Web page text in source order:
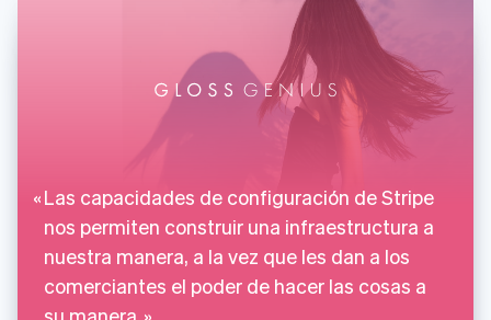
Las capacidades de configuración de Stripe
nos permiten construir una infraestructura a
nuestra manera, a la vez que les dan a los
comerciantes el poder de hacer las cosas a
su manera.
Emiratos Árabes Unidos
EnglishItaliano
España
Estados Unidos
EnglishEspañol简体中文
Estonia